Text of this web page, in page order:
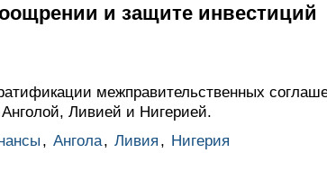
и защите инвестиций
межправительственных
Ливией и Нигерией.
, Ангола, Ливия , Нигерия